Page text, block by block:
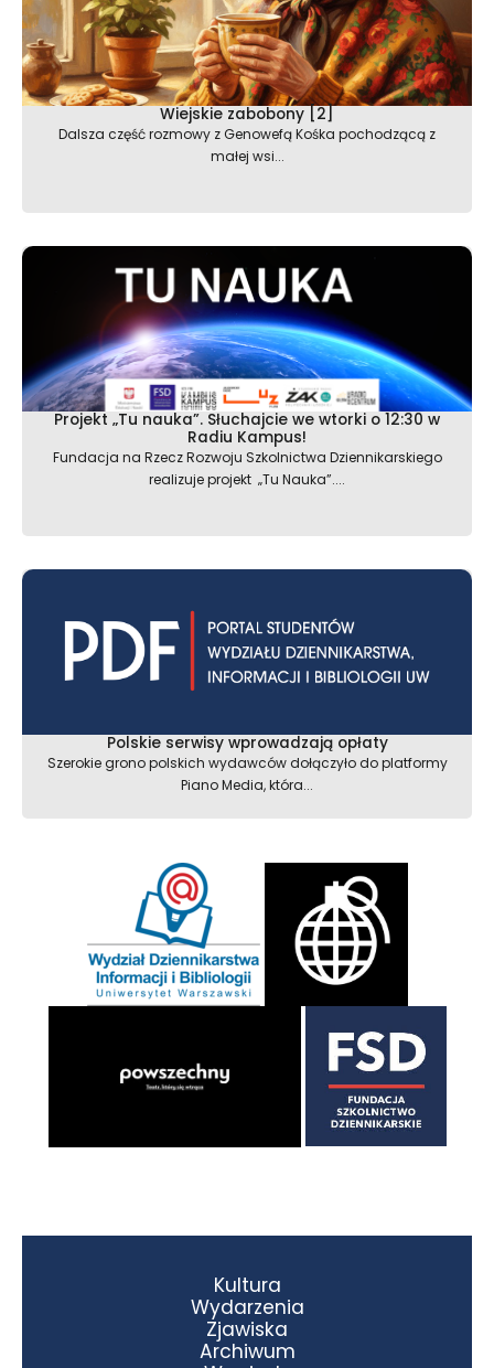
Wiejskie zabobony [2]
Dalsza część rozmowy z Genowefą Kośka pochodzącą z
małej wsi...
Projekt „Tu nauka”. Słuchajcie we wtorki o 12:30 w
Radiu Kampus!
Fundacja na Rzecz Rozwoju Szkolnictwa Dziennikarskiego
realizuje projekt „Tu Nauka”....
Polskie serwisy wprowadzają opłaty
Szerokie grono polskich wydawców dołączyło do platformy
Piano Media, która...
Kultura
Wydarzenia
Zjawiska
Archiwum